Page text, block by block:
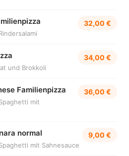
32,00 €
und Brokkoli
34,00 €
Familienpizza
mit
36,00 €
normal
mit Sahnesauce
9,00 €